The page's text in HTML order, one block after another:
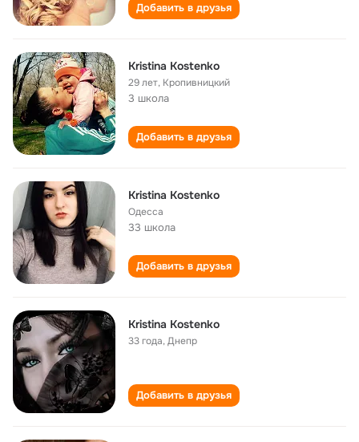
Добавить в друзья
Kristina Kostenko
29 лет, Кропивницкий
3 школа
Добавить в друзья
Kristina Kostenko
Одесса
33 школа
Добавить в друзья
Kristina Kostenko
33 года,Днепр
Добавить в друзья